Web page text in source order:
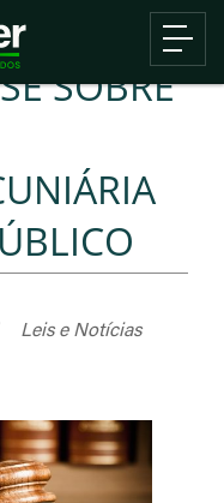
SOBRE
Leis e Notícias